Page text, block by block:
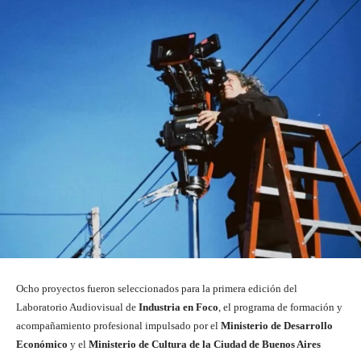
Ocho proyectos fueron seleccionados para la primera edición del
Laboratorio Audiovisual de Industria en Foco , el programa de formación y
acompañamiento profesional impulsado por el Ministerio de Desarrollo
Económico y el Ministerio de Cultura de la Ciudad de Buenos Aires